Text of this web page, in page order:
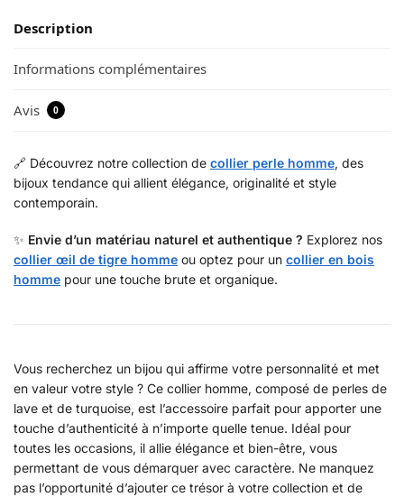
Description
Informations complémentaires
Avis 0
🔗 Découvrez notre collection de collier perle homme, des
bijoux tendance qui allient élégance, originalité et style
contemporain.
✨ Envie d’un matériau naturel et authentique ? Explorez nos
collier œil de tigre homme ou optez pour un collier en bois
homme pour une touche brute et organique.
Vous recherchez un bijou qui affirme votre personnalité et met
en valeur votre style ? Ce collier homme, composé de perles de
lave et de turquoise, est l’accessoire parfait pour apporter une
touche d’authenticité à n’importe quelle tenue. Idéal pour
toutes les occasions, il allie élégance et bien-être, vous
permettant de vous démarquer avec caractère. Ne manquez
pas l’opportunité d’ajouter ce trésor à votre collection et de